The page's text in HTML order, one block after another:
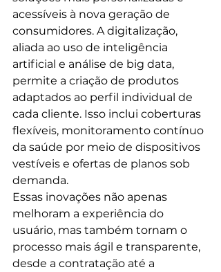
acessíveis à nova geração de
consumidores. A digitalização,
aliada ao uso de inteligência
artificial e análise de big data,
permite a criação de produtos
adaptados ao perfil individual de
cada cliente. Isso inclui coberturas
flexíveis, monitoramento contínuo
da saúde por meio de dispositivos
vestíveis e ofertas de planos sob
demanda.
Essas inovações não apenas
melhoram a experiência do
usuário, mas também tornam o
processo mais ágil e transparente,
desde a contratação até a